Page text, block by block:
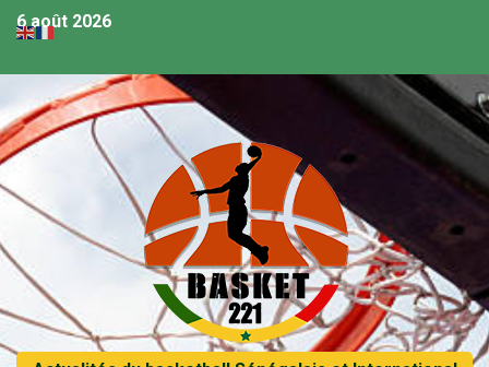
6 août 2026